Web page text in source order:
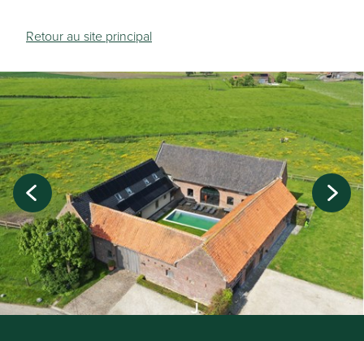
Retour au site principal